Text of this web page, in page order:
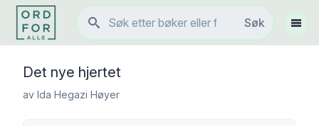
Søk
Søk
Vis
Det nye hjertet
av Ida Hegazi Høyer